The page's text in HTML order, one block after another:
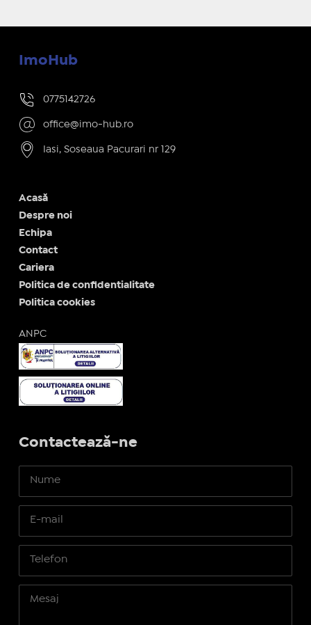
ImoHub
0775142726
office@imo-hub.ro
Iasi, Soseaua Pacurari nr 129
Acasă
Despre noi
Echipa
Contact
Cariera
Politica de confidentialitate
Politica cookies
ANPC
Contactează-ne